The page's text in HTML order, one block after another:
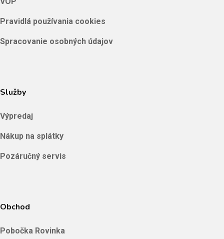
Pravidlá používania cookies
Spracovanie osobných údajov
Služby
Výpredaj
Nákup na splátky
Pozáručný servis
Obchod
Pobočka Rovinka